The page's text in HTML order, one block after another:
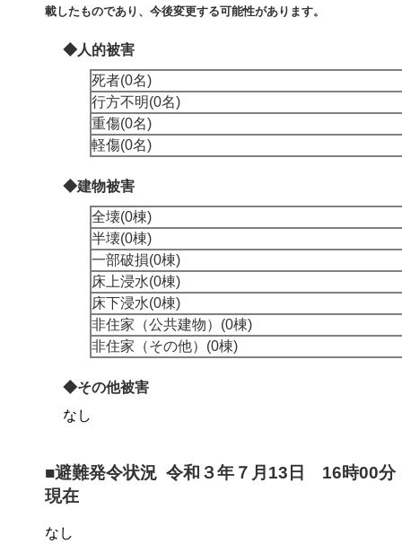
載したものであり、今後変更する可能性があります。
◆人的被害
死者(0名)
行方不明(0名)
重傷(0名)
軽傷(0名)
◆建物被害
全壊(0棟)
半壊(0棟)
一部破損(0棟)
床上浸水(0棟)
床下浸水(0棟)
非住家（公共建物）(0棟)
非住家（その他）(0棟)
◆その他被害
なし
■避難発令状況 令和３年７月13日 16時00分
現在
なし